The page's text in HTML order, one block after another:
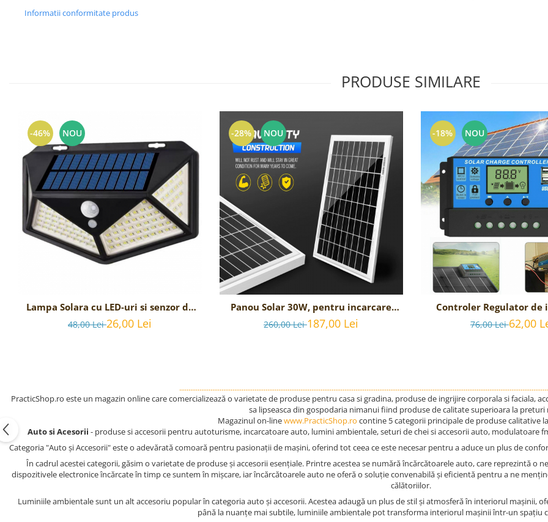
Informatii conformitate produs
PRODUSE SIMILARE
-46% NOU
Lampa Solara cu LED-uri si senzor de
miscare
48,00 Lei26,00 Lei
-28% NOU
Panou Solar 30W, pentru incarcare
baterii de 12V portabil
260,00 Lei187,00 Lei
-18% NOU
Controler Regulator de
panou solar
76,00 Lei62,00
PracticShop.ro este un magazin online care comercializează o varietate de produse pentru casa si gradina, produse de ingrijire corporala si faciala,
sa lipseasca din gospodaria nimanui fiind produse de calitate superioara la preturi
Magazinul on-linewww.PracticShop.ro contine 5 categorii principale de produse calitative
Auto si Acesorii - produse si accesorii pentru autoturisme, incarcatoare auto, lumini ambientale, seturi de chei si accesorii auto, modulatoare
Categoria "Auto și Accesorii" este o adevărată comoară pentru pasionații de mașini, oferind tot ceea ce este necesar pentru a aduce un plus de
În cadrul acestei categorii, găsim o varietate de produse și accesorii esențiale. Printre acestea se numără încărcătoarele auto, care reprezintă o
dispozitivele electronice încărcate în timp ce suntem în mișcare, iar încărcătoarele auto ne oferă o soluție convenabilă și eficientă pentru a ne
călătoriilor.
Luminiile ambientale sunt un alt accesoriu popular în categoria auto și accesorii. Acestea adaugă un plus de stil și atmosferă în interiorul mașinii,
până la nuanțe mai subtile, luminiile ambientale pot transforma interiorul mașinii într-un spațiu